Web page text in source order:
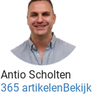
Antio Scholten
365 artikelen